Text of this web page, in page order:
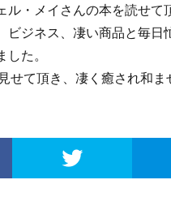
ル・メイさんの本を読せ
ビジネス、凄い商品と毎
た。
せて頂き、凄く癒され和